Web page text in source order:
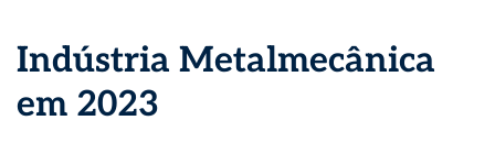
Indústria Metalmecânica
em 2023